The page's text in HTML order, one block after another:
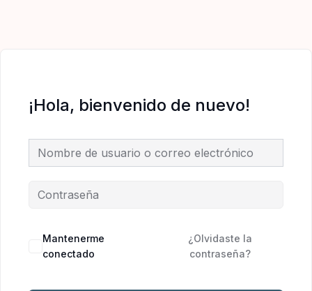
¡Hola, bienvenido de nuevo!
Mantenerme
conectado
¿Olvidaste la
contraseña?